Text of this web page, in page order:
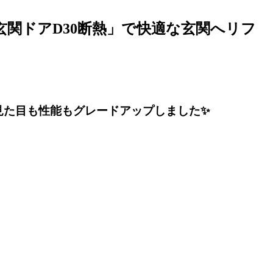
ドアD30断熱」で快適な玄関へリフ
目も性能もグレードアップしました✨